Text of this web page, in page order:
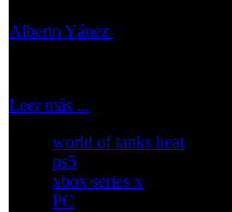
Alberto Yánez
Leer más ...
world of tanks heat
ps5
xbox series x
PC